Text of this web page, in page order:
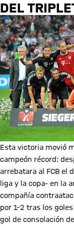
DEL
Esta victoria movió
campeón récord:
arrebatara al FCB el
liga y la copa- en la
compañía
por 1-2 tras los
gol de consolación